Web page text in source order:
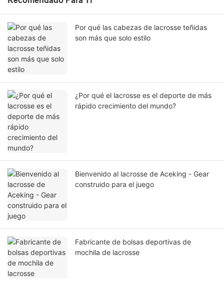
Por qué las cabezas de lacrosse teñidas
son más que solo estilo
¿Por qué el lacrosse es el deporte de más
rápido crecimiento del mundo?
Bienvenido al lacrosse de Aceking - Gear
construido para el juego
Fabricante de bolsas deportivas de
mochila de lacrosse